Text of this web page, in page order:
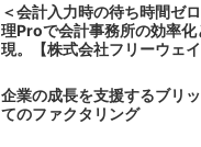
＜会計入力時の待ち時間ゼ
理Proで会計事務所の効率
現。【株式会社フリーウェ
企業の成長を支援するブリ
てのファクタリング